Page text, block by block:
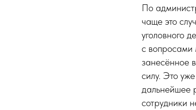
По
чаще это
уголовного
с вопросами
занесённое
силу. Это
дальнейшее
сотрудники